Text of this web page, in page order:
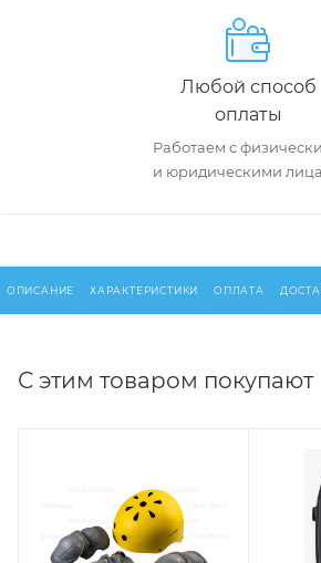
Любой способ
оплаты
Работаем с
и юридическими
ОПИСАНИЕ ХАРАКТЕРИСТИКИ ОПЛАТА
С этим товаром покупают